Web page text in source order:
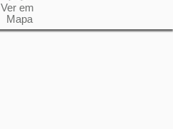
Ver em
Mapa